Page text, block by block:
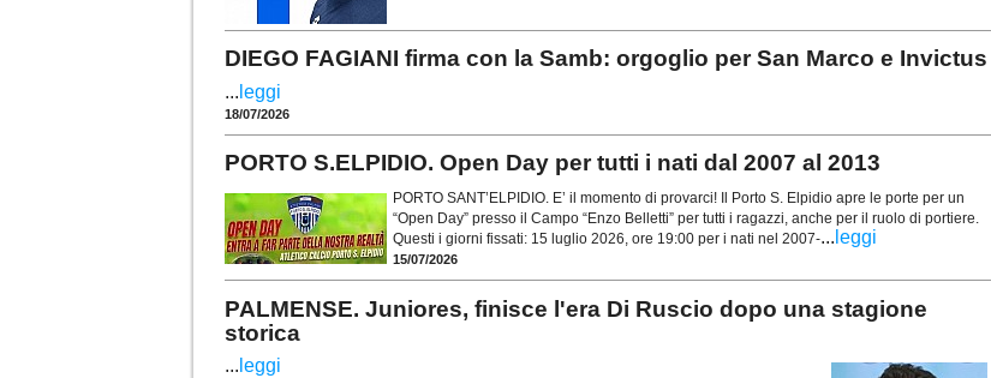
DIEGO FAGIANI firma con la Samb: orgoglio per San Marco e Invictus
... leggi
18/07/2026
PORTO S.ELPIDIO. Open Day per tutti i nati dal 2007 al 2013
PORTO SANT’ELPIDIO. E’ il momento di provarci! Il Porto S. Elpidio apre le porte per un
“Open Day” presso il Campo “Enzo Belletti” per tutti i ragazzi, anche per il ruolo di portiere.
Questi i giorni fissati: 15 luglio 2026, ore 19:00 per i nati nel 2007-... leggi
15/07/2026
PALMENSE. Juniores, finisce l'era Di Ruscio dopo una stagione
storica
... leggi